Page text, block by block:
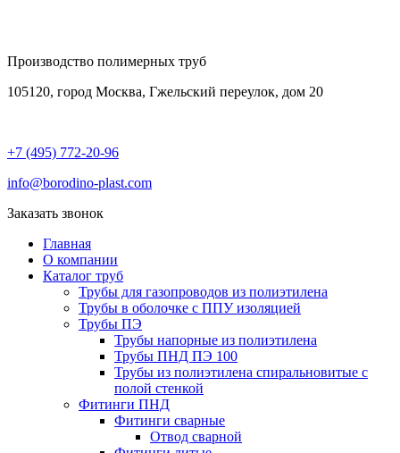
Производство полимерных труб
105120, город Москва, Гжельский переулок, дом 20
+7 (495) 772-20-96
info@borodino-plast.com
Заказать звонок
Главная
О компании
Каталог труб
Трубы для газопроводов из полиэтилена
Трубы в оболочке с ППУ изоляцией
Трубы ПЭ
Трубы напорные из полиэтилена
Трубы ПНД ПЭ 100
Трубы из полиэтилена cпиральновитые с
полой стенкой
Фитинги ПНД
Фитинги сварные
Отвод сварной